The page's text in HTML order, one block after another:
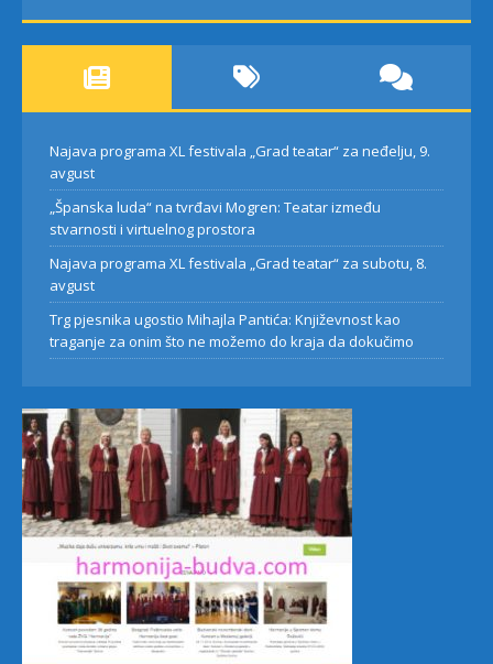
Najava programa XL festivala „Grad teatar“ za neđelju, 9.
avgust
„Španska luda“ na tvrđavi Mogren: Teatar između
stvarnosti i virtuelnog prostora
Najava programa XL festivala „Grad teatar“ za subotu, 8.
avgust
Trg pjesnika ugostio Mihajla Pantića: Književnost kao
traganje za onim što ne možemo do kraja da dokučimo